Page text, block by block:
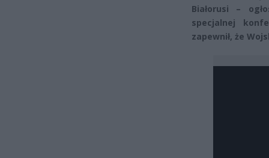
Białorusi –
specjalnej
zapewnił, że